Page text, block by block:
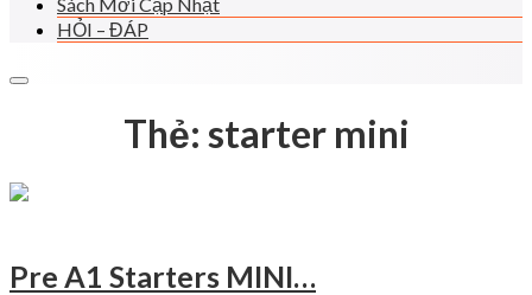
HỎI – ĐÁP
Thẻ: starter mini
Pre A1 Starters MINI…